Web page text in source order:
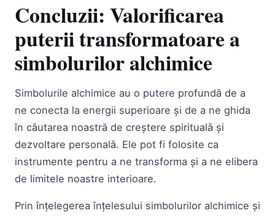
Concluzii: Valorificarea
puterii transformatoare a
simbolurilor alchimice
Simbolurile alchimice au o putere profundă de a
ne conecta la energii superioare și de a ne ghida
în căutarea noastră de creștere spirituală și
dezvoltare personală. Ele pot fi folosite ca
instrumente pentru a ne transforma și a ne elibera
de limitele noastre interioare.
Prin înțelegerea înțelesului simbolurilor alchimice și